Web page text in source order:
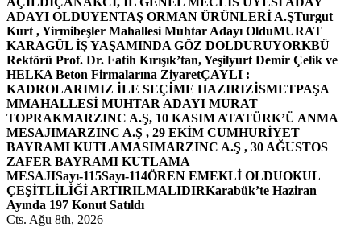
ADAYI OLDUYENTAŞ ORMAN ÜRÜNLERİ A.ŞTurgut
Kurt , Yirmibeşler Mahallesi Muhtar Adayı OlduMURAT
KARAGÜL İŞ YAŞAMINDA GÖZ DOLDURUYORKBÜ
Rektörü Prof. Dr. Fatih Kırışık’tan, Yeşilyurt Demir Çelik ve
HELKA Beton Firmalarına ZiyaretÇAYLI :
KADROLARIMIZ İLE SEÇİME HAZIRIZİSMETPAŞA
MMAHALLESİ MUHTAR ADAYI MURAT
TOPRAKMARZINC A.Ş, 10 KASIM ATATÜRK’Ü ANMA
MESAJIMARZINC A.Ş , 29 EKİM CUMHURİYET
BAYRAMI KUTLAMASIMARZINC A.Ş , 30 AĞUSTOS
ZAFER BAYRAMI KUTLAMA
MESAJISayı-115Sayı-114ÖREN EMEKLİ OLDUOKUL
ÇEŞİTLİLİĞİ ARTIRILMALIDIRKarabük’te Haziran
Ayında 197 Konut Satıldı
Cts. Ağu 8th, 2026